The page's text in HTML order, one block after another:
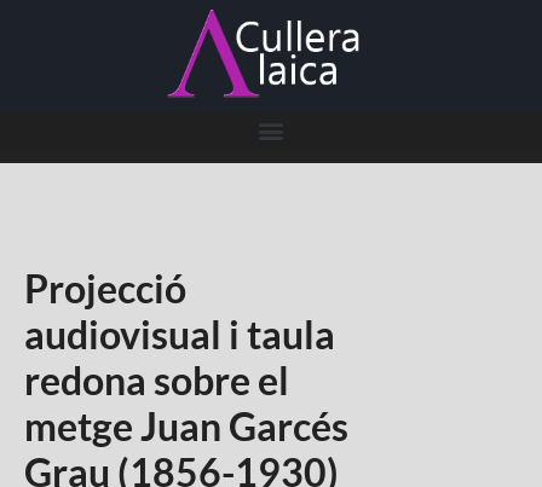
Projecció
audiovisual i taula
redona sobre el
metge Juan Garcés
Grau (1856-1930)